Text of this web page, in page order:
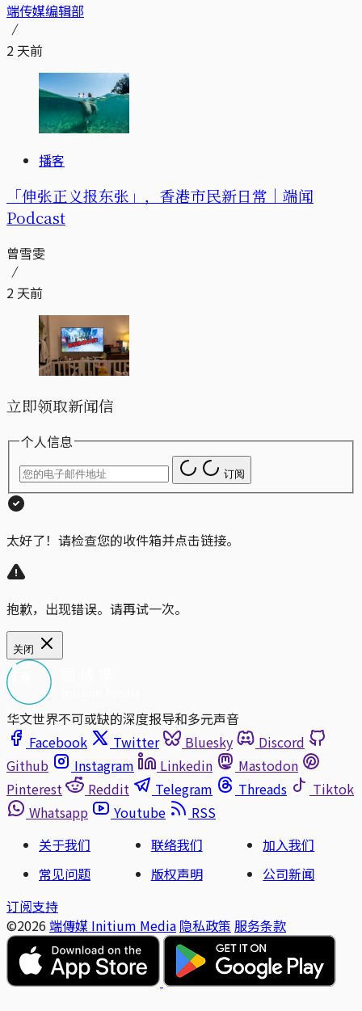
端传媒编辑部
2 天前
播客
「伸张正义报东张」，香港市民新日常｜端闻
Podcast
曾雪雯
2 天前
立即领取新闻信
个人信息
订阅
太好了！请检查您的收件箱并点击链接。
抱歉，出现错误。请再试一次。
关闭
华文世界不可或缺的深度报导和多元声音
Facebook
Twitter Bluesky
Discord
Github
Instagram Linkedin
Mastodon
Pinterest
Reddit Telegram Threads
Tiktok
Whatsapp
Youtube
RSS
关于我们
联络我们
加入我们
常见问题
版权声明
公司新闻
订阅支持
©2026 端傳媒 Initium Media 隐私政策 服务条款